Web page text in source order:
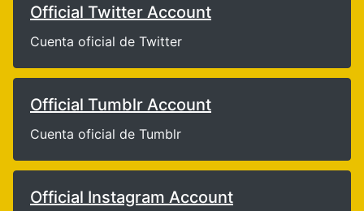
Official Twitter Account
Cuenta oficial de Twitter
Official Tumblr Account
Cuenta oficial de Tumblr
Official Instagram Account